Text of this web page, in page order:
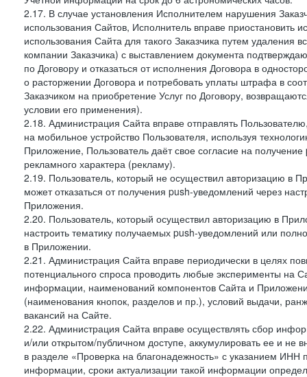
2.17. В случае установления Исполнителем нарушения
использования Сайтов, Исполнитель вправе приостановить
использования Сайта для такого Заказчика путем
компании Заказчика) с выставлением документа
по Договору и отказаться от исполнения Договора в
о расторжении Договора и потребовать уплаты штрафа в
Заказчиком на приобретение Услуг по Договору,
условии его применения).
2.18. Администрация Сайта вправе отправлять
на мобильное устройство Пользователя, используя
Приложение, Пользователь даёт свое согласие на
рекламного характера (рекламу).
2.19. Пользователь, который не осуществил авторизацию в
может отказаться от получения push-уведомлений через
Приложения.
2.20. Пользователь, который осуществил авторизацию в
настроить тематику получаемых push-уведомлений или
в Приложении.
2.21. Администрация Сайта вправе периодически в целях
потенциального спроса проводить любые эксперименты на
информации, наименований компонентов Сайта и
(наименования кнопок, разделов и пр.), условий выдачи,
вакансий на Сайте.
2.22. Администрация Сайта вправе осуществлять сбор
и/или открытом/публичном доступе, аккумулировать ее и не
в разделе «Проверка на благонадежность» с указанием
информации, сроки актуализации такой информации